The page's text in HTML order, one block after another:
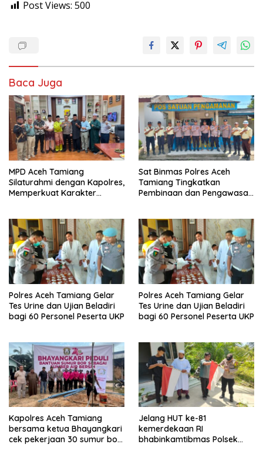
Post Views: 500
Baca Juga
MPD Aceh Tamiang
Silaturahmi dengan Kapolres,
Memperkuat Karakter
Sat Binmas Polres Aceh
Tamiang Tingkatkan
Pembinaan dan Pengawasan
Polres Aceh Tamiang Gelar
Tes Urine dan Ujian Beladiri
bagi 60 Personel Peserta UKP
Polres Aceh Tamiang Gelar
Tes Urine dan Ujian Beladiri
bagi 60 Personel Peserta UKP
Kapolres Aceh Tamiang
bersama ketua Bhayangkari
cek pekerjaan 30 sumur bor
Jelang HUT ke-81
kemerdekaan RI
bhabinkamtibmas Polsek